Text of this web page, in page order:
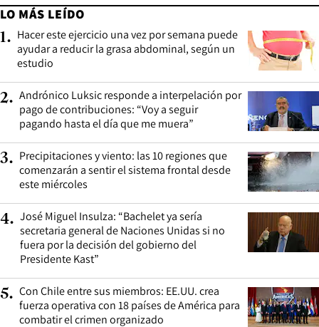
LO MÁS LEÍDO
1. Hacer este ejercicio una vez por semana puede
ayudar a reducir la grasa abdominal, según un
estudio
2. Andrónico Luksic responde a interpelación por
pago de contribuciones: “Voy a seguir
pagando hasta el día que me muera”
3. Precipitaciones y viento: las 10 regiones que
comenzarán a sentir el sistema frontal desde
este miércoles
4. José Miguel Insulza: “Bachelet ya sería
secretaria general de Naciones Unidas si no
fuera por la decisión del gobierno del
Presidente Kast”
5. Con Chile entre sus miembros: EE.UU. crea
fuerza operativa con 18 países de América para
combatir el crimen organizado